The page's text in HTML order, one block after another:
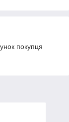
покупця